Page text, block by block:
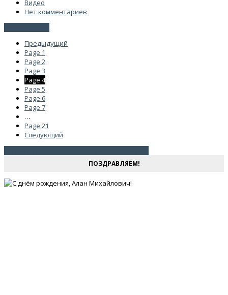
Видео
Нет комментариев
Предыдущий
Page 1
Page 2
Page 3
Page 4
Page 5
Page 6
Page 7
…
Page 21
Следующий
ПОЗДРАВЛЯЕМ!